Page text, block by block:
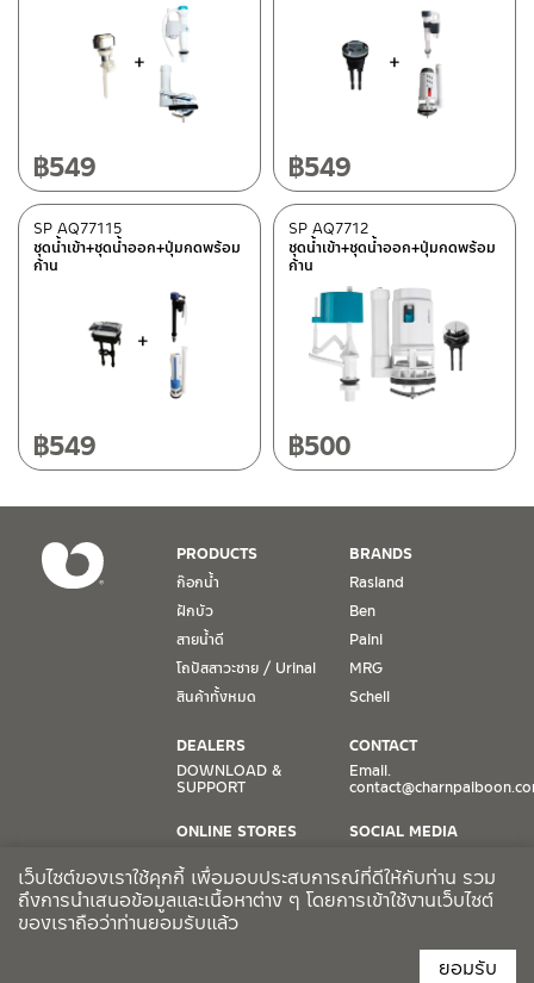
฿549 ฿549
ชุดน้ำเข้า+ชุดน้ำออก+ปุ่มกดพร้อม
ก้าน
SP AQ77115
฿549
ชุดน้ำเข้า+ชุดน้ำออก+ปุ่มกดพร้อม
ก้าน
SP AQ7712
฿500
PRODUCTS
ก๊อกน้ำ
ฝักบัว
สายน้ำดี
โถปัสสาวะชาย / Urinal
สินค้าทั้งหมด
BRANDS
Rasland
Ben
Paini
MRG
Schell
DEALERS
DOWNLOAD &
SUPPORT
ONLINE STORES
Shopee
CONTACT
Email.
SOCIAL MEDIA
Facebook
เว็บไซต์ของเราใช้คุกกี้ เพื่อมอบประสบการณ์ที่ดีให้กับท่าน รวม
ถึงการนำเสนอข้อมูลและเนื้อหาต่าง ๆ โดยการเข้าใช้งานเว็บไซต์
ของเราถือว่าท่านยอมรับแล้ว
ยอมรับ